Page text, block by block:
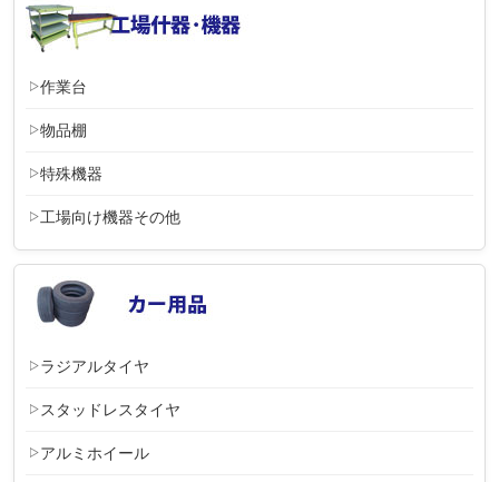
作業台
物品棚
特殊機器
工場向け機器その他
ラジアルタイヤ
スタッドレスタイヤ
アルミホイール